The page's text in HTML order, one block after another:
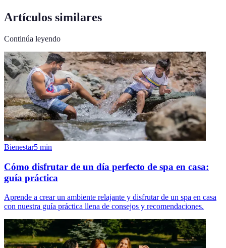
Artículos similares
Continúa leyendo
Bienestar5 min
Cómo disfrutar de un día perfecto de spa en casa:
guía práctica
Aprende a crear un ambiente relajante y disfrutar de un spa en casa
con nuestra guía práctica llena de consejos y recomendaciones.